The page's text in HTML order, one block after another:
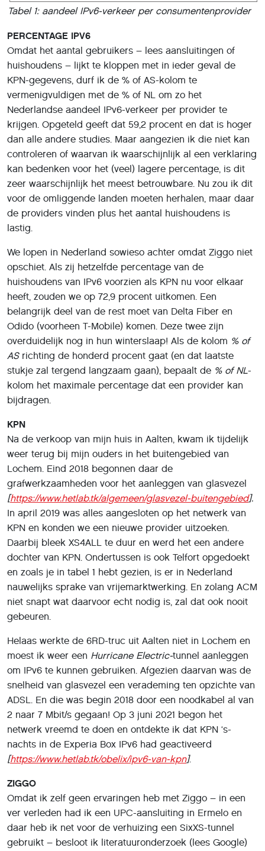
Tabel 1: aandeel IPv6-verkeer per consumentenprovider
PERCENTAGE IPV6
Omdat het aantal gebruikers – lees aansluitingen of
huishoudens – lijkt te kloppen met in ieder geval de
KPN-gegevens, durf ik de % of AS-kolom te
vermenigvuldigen met de % of NL om zo het
Nederlandse aandeel IPv6-verkeer per provider te
krijgen. Opgeteld geeft dat 59,2 procent en dat is hoger
dan alle andere studies. Maar aangezien ik die niet kan
controleren of waarvan ik waarschijnlijk al een verklaring
kan bedenken voor het (veel) lagere percentage, is dit
zeer waarschijnlijk het meest betrouwbare. Nu zou ik dit
voor de omliggende landen moeten herhalen, maar daar
de providers vinden plus het aantal huishoudens is
lastig.
We lopen in Nederland sowieso achter omdat Ziggo niet
opschiet. Als zij hetzelfde percentage van de
huishoudens van IPv6 voorzien als KPN nu voor elkaar
heeft, zouden we op 72,9 procent uitkomen. Een
belangrijk deel van de rest moet van Delta Fiber en
Odido (voorheen T-Mobile) komen. Deze twee zijn
overduidelijk nog in hun winterslaap! Als de kolom % of
AS richting de honderd procent gaat (en dat laatste
stukje zal tergend langzaam gaan), bepaalt de % of NL-
kolom het maximale percentage dat een provider kan
bijdragen.
KPN
Na de verkoop van mijn huis in Aalten, kwam ik tijdelijk
weer terug bij mijn ouders in het buitengebied van
Lochem. Eind 2018 begonnen daar de
grafwerkzaamheden voor het aanleggen van glasvezel
[https://www.hetlab.tk/algemeen/glasvezel-buitengebied].
In april 2019 was alles aangesloten op het netwerk van
KPN en konden we een nieuwe provider uitzoeken.
Daarbij bleek XS4ALL te duur en werd het een andere
dochter van KPN. Ondertussen is ook Telfort opgedoekt
en zoals je in tabel 1 hebt gezien, is er in Nederland
nauwelijks sprake van vrijemarktwerking. En zolang ACM
niet snapt wat daarvoor echt nodig is, zal dat ook nooit
gebeuren.
Helaas werkte de 6RD-truc uit Aalten niet in Lochem en
moest ik weer een Hurricane Electric-tunnel aanleggen
om IPv6 te kunnen gebruiken. Afgezien daarvan was de
snelheid van glasvezel een verademing ten opzichte van
ADSL. En die was begin 2018 door een noodkabel al van
2 naar 7 Mbit/s gegaan! Op 3 juni 2021 begon het
netwerk vreemd te doen en ontdekte ik dat KPN ‘s-
nachts in de Experia Box IPv6 had geactiveerd
[https://www.hetlab.tk/obelix/ipv6-van-kpn].
ZIGGO
Omdat ik zelf geen ervaringen heb met Ziggo – in een
ver verleden had ik een UPC-aansluiting in Ermelo en
daar heb ik net voor de verhuizing een SixXS-tunnel
gebruikt – besloot ik literatuuronderzoek (lees Google)